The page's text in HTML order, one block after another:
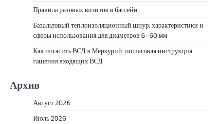
Правила разовых визитов в бассейн
Базальтовый теплоизоляционный шнур: характеристики и
сферы использования для диаметров 6–60 мм
Как погасить ВСД в Меркурий: пошаговая инструкция
гашения входящих ВСД
Архив
Август 2026
Июль 2026